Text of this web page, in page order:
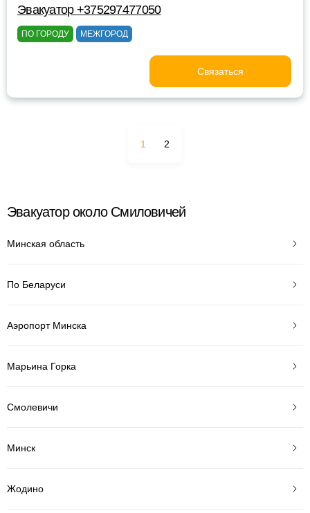
Эвакуатор +375297477050
ПО ГОРОДУ МЕЖГОРОД
Связаться
1 2
Эвакуатор около Смиловичей
Минская область
По Беларуси
Аэропорт Минска
Марьина Горка
Смолевичи
Минск
Жодино